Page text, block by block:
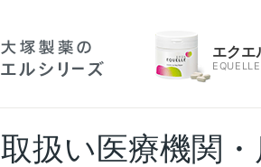
エクエ
EQUELLE
取扱い医療機関